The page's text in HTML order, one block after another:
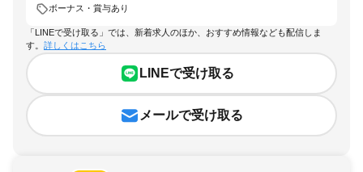
ボーナス・賞与あり
「LINEで受け取る」では、新着求人のほか、おすすめ情報なども配信しま
す。 詳しくはこちら
LINEで受け取る
メールで受け取る